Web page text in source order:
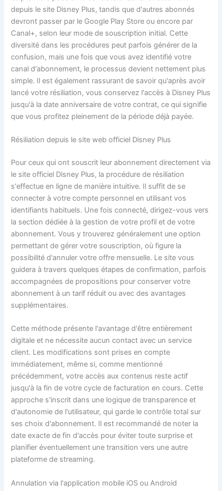
depuis le site Disney Plus, tandis que d'autres abonnés
devront passer par le Google Play Store ou encore par
Canal+, selon leur mode de souscription initial. Cette
diversité dans les procédures peut parfois générer de la
confusion, mais une fois que vous avez identifié votre
canal d'abonnement, le processus devient nettement plus
simple. Il est également rassurant de savoir qu'après avoir
lancé votre résiliation, vous conservez l'accès à Disney Plus
jusqu'à la date anniversaire de votre contrat, ce qui signifie
que vous profitez pleinement de la période déjà payée.
Résiliation depuis le site web officiel Disney Plus
Pour ceux qui ont souscrit leur abonnement directement via
le site officiel Disney Plus, la procédure de résiliation
s'effectue en ligne de manière intuitive. Il suffit de se
connecter à votre compte personnel en utilisant vos
identifiants habituels. Une fois connecté, dirigez-vous vers
la section dédiée à la gestion de votre profil et de votre
abonnement. Vous y trouverez généralement une option
permettant de gérer votre souscription, où figure la
possibilité d'annuler votre offre mensuelle. Le site vous
guidera à travers quelques étapes de confirmation, parfois
accompagnées de propositions pour conserver votre
abonnement à un tarif réduit ou avec des avantages
supplémentaires.
Cette méthode présente l'avantage d'être entièrement
digitale et ne nécessite aucun contact avec un service
client. Les modifications sont prises en compte
immédiatement, même si, comme mentionné
précédemment, votre accès aux contenus reste actif
jusqu'à la fin de votre cycle de facturation en cours. Cette
approche s'inscrit dans une logique de transparence et
d'autonomie de l'utilisateur, qui garde le contrôle total sur
ses choix d'abonnement. Il est recommandé de noter la
date exacte de fin d'accès pour éviter toute surprise et
planifier éventuellement une transition vers une autre
plateforme de streaming.
Annulation via l'application mobile iOS ou Android